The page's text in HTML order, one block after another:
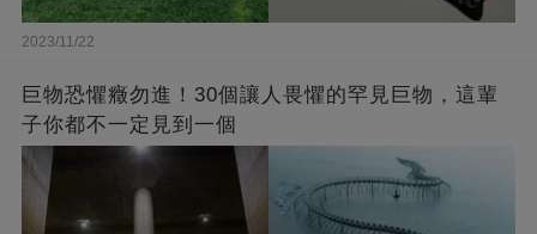
2023/11/22
巨物恐懼癥勿進！30個讓人畏懼的罕見巨物，這輩
子你都不一定見到一個